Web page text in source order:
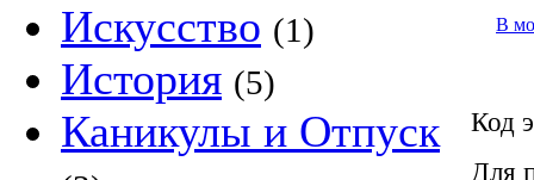
Искусство (1)
История (5)
Каникулы и Отпуск
В
Код
Для